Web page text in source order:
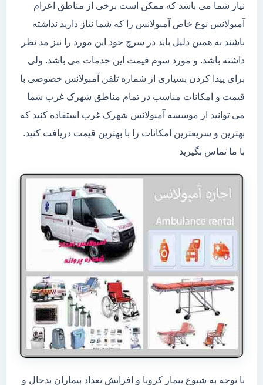
نیاز شما می باشد که ممکن است برخی از مناطق اعزام
آمبولانس نوع خاص آمبولانس را که شما نیاز دارید نداشته
باشند به همین دلیل باید در سرچ خود این مورد را نیز مد نظر
داشته باشد. و مورد سوم قیمت این خدمات می باشد. ولی
برای پیدا کردن بسیاری از شماره تلفن آمبولانس خصوصی با
قیمت و امکانات مناسب در تمام مناطق شهرک غرب شما
می توانید از موسسه آمبولانس شهرک غرب استفاده کنید که
بهترین و سریعترین امکانات را با بهترین قیمت دریافت کنید.
با ما تماس بگیرید
با توجه به شیوع بیمار کرونا و افزایش تعداد بیماران بدحال و